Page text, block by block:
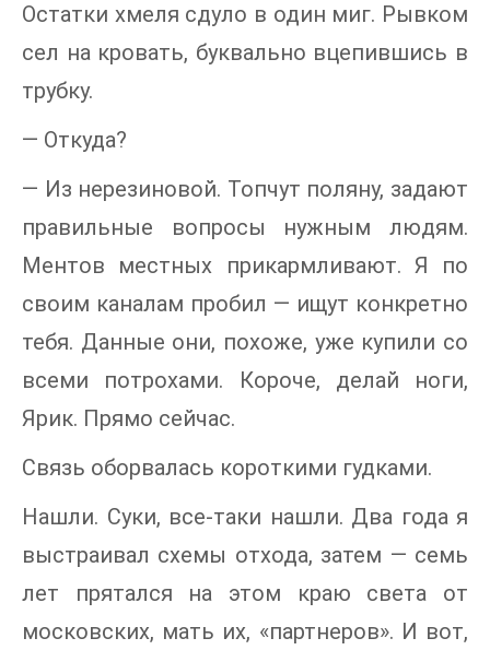
Остатки хмеля сдуло в один миг. Рывком
сел на кровать, буквально вцепившись в
трубку.
— Откуда?
— Из нерезиновой. Топчут поляну, задают
правильные вопросы нужным людям.
Ментов местных прикармливают. Я по
своим каналам пробил — ищут конкретно
тебя. Данные они, похоже, уже купили со
всеми потрохами. Короче, делай ноги,
Ярик. Прямо сейчас.
Связь оборвалась короткими гудками.
Нашли. Суки, все-таки нашли. Два года я
выстраивал схемы отхода, затем — семь
лет прятался на этом краю света от
московских, мать их, «партнеров». И вот,